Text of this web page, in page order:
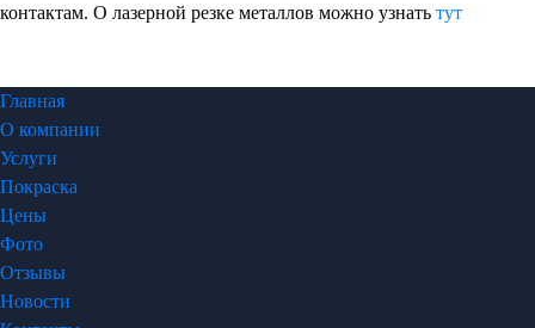
контактам. О лазерной резке металлов можно узнать тут
Главная
О компании
Услуги
Покраска
Цены
Фото
Отзывы
Новости